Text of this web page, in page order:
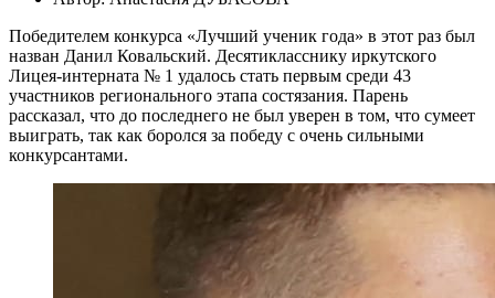
Победителем конкурса «Лучший ученик года» в этот раз был
назван Данил Ковальский. Десятикласснику иркутского
Лицея-интерната № 1 удалось стать первым среди 43
участников регионального этапа состязания. Парень
рассказал, что до последнего не был уверен в том, что сумеет
выиграть, так как боролся за победу с очень сильными
конкурсантами.